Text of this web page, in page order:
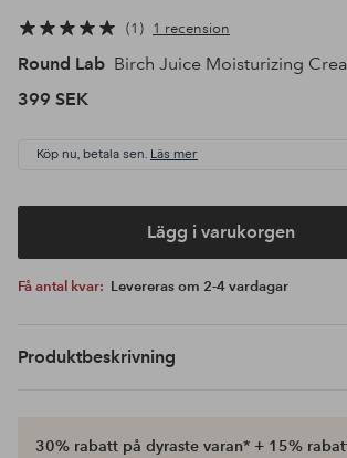
1 1 recension
Round Lab Birch Juice Moisturizing
399 SEK
Köp nu, betala sen. Läs mer
Lägg i varukorgen
Få antal kvar: Levereras om 2-4 vardagar
Produktbeskrivning
30% rabatt på dyraste varan* + 15%